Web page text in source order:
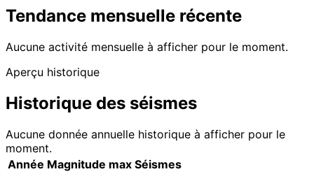
Tendance mensuelle récente
Aucune activité mensuelle à afficher pour le moment.
Aperçu historique
Historique des séismes
Aucune donnée annuelle historique à afficher pour le
moment.
Année Magnitude max Séismes